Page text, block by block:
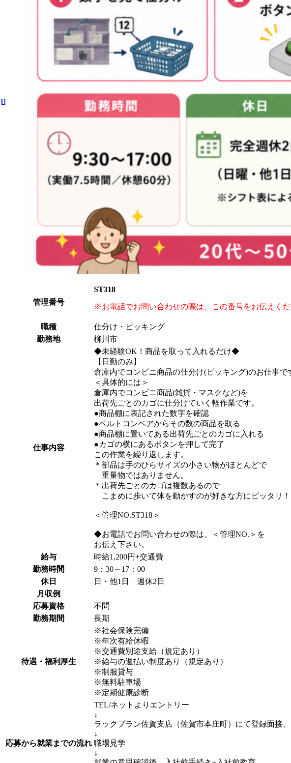
管理番号
ST318
※お電話でお問い合わせの際は、この番号をお伝えくだ
職種
仕分け・ピッキング
勤務地
柳川市
仕事内容
◆未経験OK！商品を取って入れるだけ◆
【日勤のみ】
倉庫内でコンビニ商品の仕分け(ピッキング)のお仕事で
＜具体的には＞
倉庫内でコンビニ商品(雑貨・マスクなど)を
出荷先ごとのカゴに仕分けていく軽作業です。
●商品棚に表記された数字を確認
●ベルトコンベアからその数の商品を取る
●商品棚に置いてある出荷先ごとのカゴに入れる
●カゴの横にあるボタンを押して完了
この作業を繰り返します。
＊部品は手のひらサイズの小さい物がほとんどで
重量物ではありません。
＊出荷先ごとのカゴは複数あるので
こまめに歩いて体を動かすのが好きな方にピッタリ！
＜管理NO.ST318＞
◆お電話でお問い合わせの際は、＜管理NO.＞を
お伝え下さい。
給与
時給1,200円+交通費
勤務時間
9：30～17：00
休日
日・他1日 週休2日
月収例
応募資格
不問
勤務期間
長期
待遇・福利厚生
※社会保険完備
※年次有給休暇
※交通費別途支給（規定あり）
※給与の週払い制度あり（規定あり）
※制服貸与
※無料駐車場
※定期健康診断
応募から就業までの流れ
TEL/ネットよりエントリー
↓
ラックプラン佐賀支店（佐賀市本庄町）にて登録面接
↓
職場見学
↓